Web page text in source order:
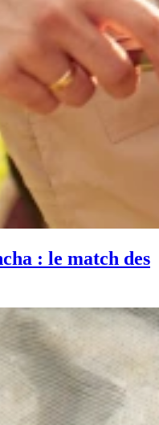
: le match des